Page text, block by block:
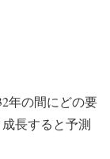
年の間にどの要
長すると予測